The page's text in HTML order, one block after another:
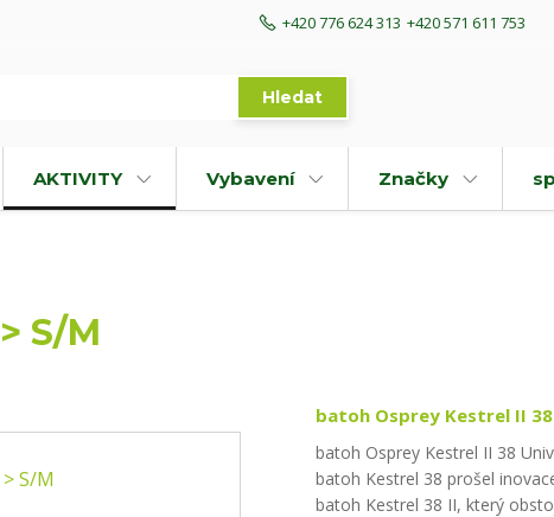
Hledat
+420 776 624 313 +420 571 611 753
AKTIVITY Vybavení Značky
S/M
batoh Osprey Kestrel II
batoh Osprey Kestrel II 38
batoh Kestrel 38 prošel
batoh Kestrel 38 II, který